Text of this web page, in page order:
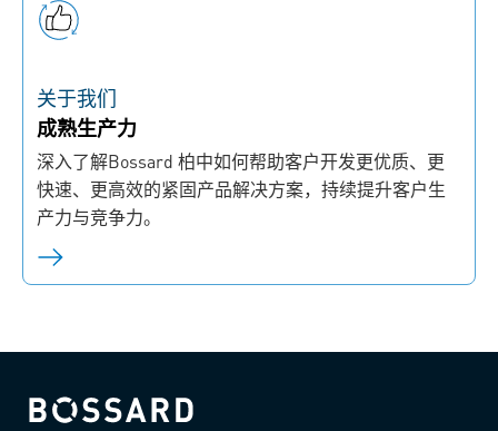
关于我们
成熟生产力
深入了解Bossard 柏中如何帮助客户开发更优质、更
快速、更高效的紧固产品解决方案，持续提升客户生
产力与竞争力。
Bossard homepage